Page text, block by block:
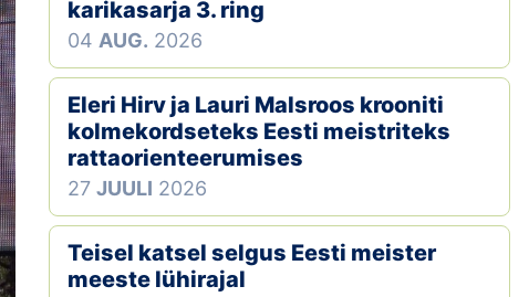
EOL
Galerii
Kaardid
Kalender
karikasarja 3. ring
04 AUG. 2026
Eleri Hirv ja Lauri Malsroos krooniti
kolmekordseteks Eesti meistriteks
rattaorienteerumises
27 JUULI 2026
Teisel katsel selgus Eesti meister
meeste lühirajal